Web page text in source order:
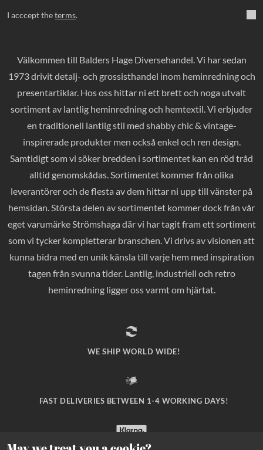
I acccept theterms.
Välkommen till Balders Hage Diversehandel. Vi har sedan
1973 drivit detalj- och grossisthandel inom heminredning och
presentartiklar. Hos oss hittar ni ett brett och noga utvalt
sortiment av lantlig heminredning och hemtextil. Vi erbjuder
en traditionell lantlig stil med shabby chic & vintage-
inspirerade produkter men också enkel och ren design.
Samtidigt som vi söker bredden i sortimentet kan en röd tråd
alltid genomskådas. Sortimentet kommer från olika
leverantörer och de flesta av dem hittar ni upp till vänster på
hemsidan. Största delen av sortimentet kommer dock från vår
eget varumärke Strömshaga där vi har tagit fram ett sortiment
som vi tycker kompletterar branschen. Vi drivs av visionen att
kunna bidra med en unik känsla till varje hem med inspiration
tagen från svunna tider. Lantlig, industriell och retro
heminredning ligger oss varmt om hjärtat.
WE SHIP WORLD WIDE!
FAST DELIVERIES BETWEEN 1-4 WORKING DAYS!